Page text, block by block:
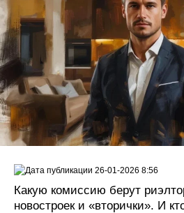
Какую комиссию берут
новостроек и «вторички». И
26-01-2026 8:56